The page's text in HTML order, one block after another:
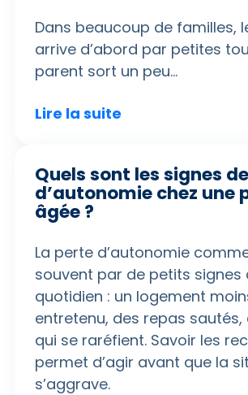
Dans beaucoup de familles,
arrive d’abord par petites
parent sort un peu…
Lire la suite
Quels sont les signes
d’autonomie chez une
âgée ?
La perte d’autonomie
souvent par de petits signes
quotidien : un logement
entretenu, des repas sautés,
qui se raréfient. Savoir les
permet d’agir avant que la
s’aggrave.